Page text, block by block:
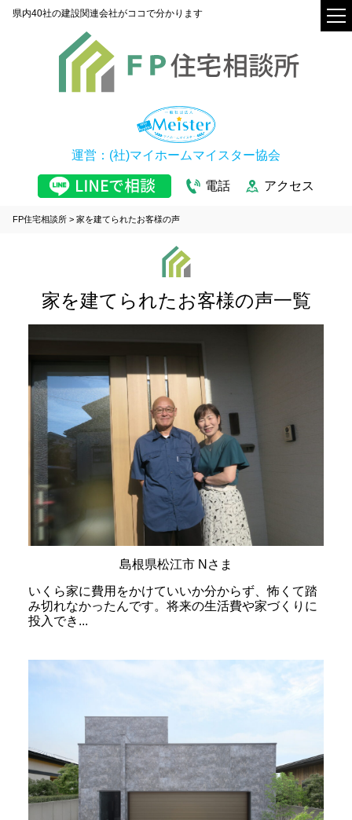
県内40社の建設関連会社がココで分かります
運営：(社)マイホームマイスター協会
電話 アクセス
FP住宅相談所 > 家を建てられたお客様の声
家を建てられたお客様の声一覧
島根県松江市 Nさま
いくら家に費用をかけていいか分からず、怖くて踏
み切れなかったんです。将来の生活費や家づくりに
投入でき...